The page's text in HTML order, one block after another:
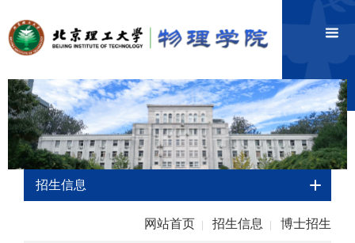
招生信息
网站首页 招生信息 博士招生